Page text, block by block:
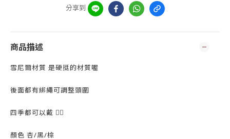
分享到
商品描述
雪尼爾材質 是硬挺的材質喔
後面都有綁繩可調整頭圍
四季都可以戴 👍🏻
顏色 杏/黑/棕